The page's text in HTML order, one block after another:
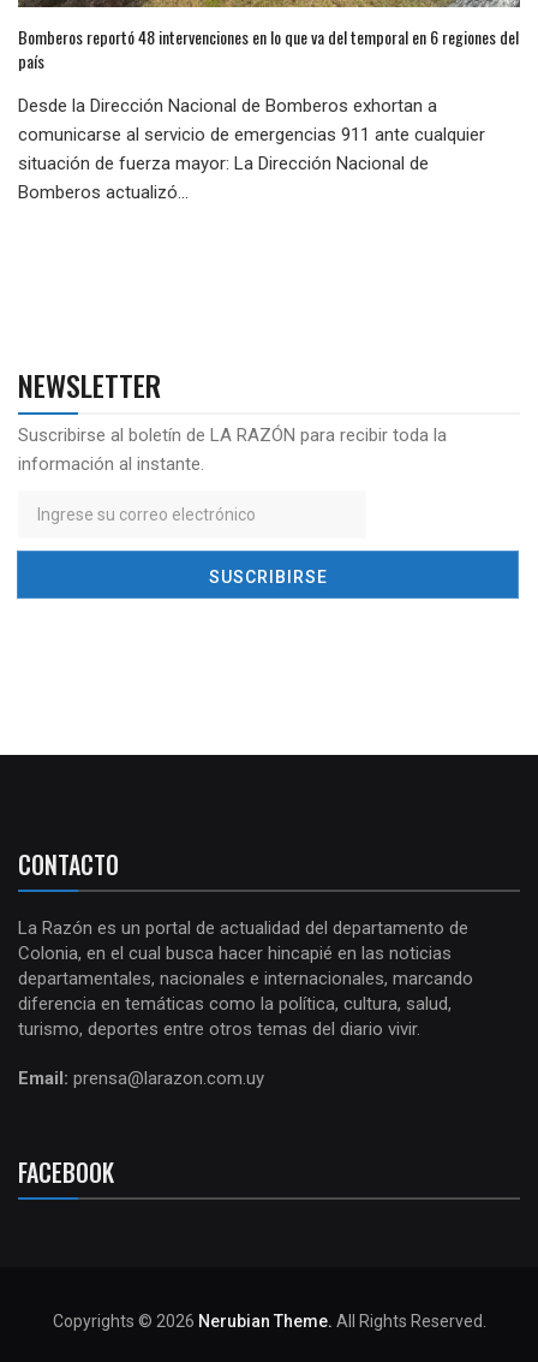
Bomberos reportó 48 intervenciones en lo que va del temporal en 6 regiones del
país
Desde la Dirección Nacional de Bomberos exhortan a
comunicarse al servicio de emergencias 911 ante cualquier
situación de fuerza mayor: La Dirección Nacional de
Bomberos actualizó...
NEWSLETTER
Suscribirse al boletín de LA RAZÓN para recibir toda la
información al instante.
CONTACTO
La Razón es un portal de actualidad del departamento de
Colonia, en el cual busca hacer hincapié en las noticias
departamentales, nacionales e internacionales, marcando
diferencia en temáticas como la política, cultura, salud,
turismo, deportes entre otros temas del diario vivir.
Email: prensa@larazon.com.uy
FACEBOOK
Copyrights © 2026 Nerubian Theme. All Rights Reserved.